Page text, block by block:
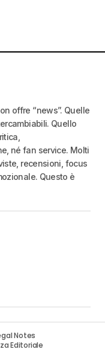
offre “news”. Quelle
Quello
né fan service. Molti
recensioni, focus
Questo è
Notes
Editoriale